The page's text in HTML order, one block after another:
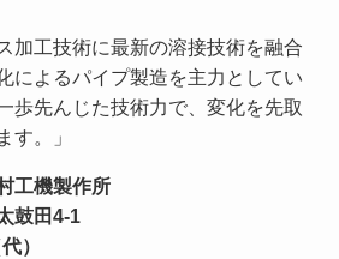
加工技術に最新の溶接技術を融合
によるパイプ製造を主力としてい
歩先んじた技術力で、変化を先取
す。」
工機製作所
鼓田4-1
）